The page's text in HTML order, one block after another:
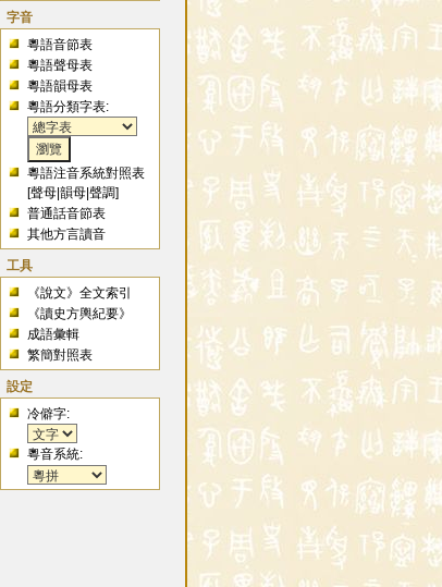
字音
粵語音節表
粵語聲母表
粵語韻母表
粵語分類字表:
粵語注音系統對照表
[聲母 |韻母 |聲調]
普通話音節表
其他方言讀音
工具
《說文》全文索引
《讀史方輿紀要》
成語彙輯
繁簡對照表
設定
冷僻字:
粵音系統: